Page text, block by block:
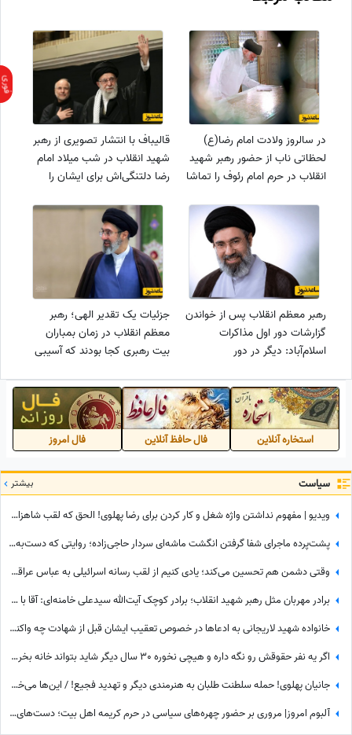
در سالروز ولادت امام رضا(ع)
لحظاتی ناب از حضور رهبر شهید
انقلاب در حرم امام رئوف را تماشا
میهمانت... +فیلم
قالیباف با انتشار تصویری از رهبر
شهید انقلاب در شب میلاد امام
رضا دلتنگی‌اش برای ایشان را
رهبر معظم انقلاب پس از خواندن
گزارشات دور اول مذاکرات
اسلام‌آباد: دیگر در دور
جزئیات یک تقدیر الهی؛ رهبر
معظم انقلاب در زمان بمباران
بیت رهبری کجا بودند که آسیبی
استخاره آنلاین فال حافظ آنلاین فال امروز
سیاست بیشتر
ویدیو | مفهوم نداشتن واژه شغل و کار کردن برای رضا پهلوی! الحق که لقب شاهزاده مفت‌خور کاملا برازنده توئه
پشت‌پرده ماجرای شفا گرفتن انگشت ماشه‌ای سردار حاجی‌زاده؛ روایتی که دست‌به‌دست می‌شود
وقتی دشمن هم تحسین می‌کند؛ یادی کنیم از لقب رسانه اسرائیلی به عباس عراقچی پس از مذاکره با آمریکا+عکس
برادر مهربان مثل رهبر شهید انقلاب؛ برادر کوچک آیت‌الله سیدعلی خامنه‌ای: آقا با ماشین فولکس‌شان تا ساعت 12 برای آنهایی که جهاز آورده بودند دنبال شام بودند
خانواده شهید لاریجانی به ادعاها در خصوص تعقیب ایشان قبل از شهادت چه واکنشی نشان دادند؟
اگر یه نفر حقوقش رو نگه داره و هیچی نخوره 30 سال دیگر شاید بتواند خانه بخرد؛ جمله جالب پزشکیان که بار دیگر دست به دست می‌شود
جانیان پهلوی! حمله سلطنت طلبان به هنرمندی دیگر و تهدید فجیع! / این‌ها می‌خواهند برای ایران آزادی بیاورند؟!
آلبوم امروز| مروری بر حضور چهره‌های سیاسی در حرم کریمه اهل بیت؛ دست‌های خسته سیاستمداران، گره‌خورده به ضریح امید